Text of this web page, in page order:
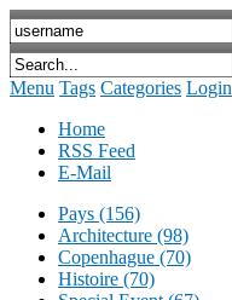
Menu Tags Categories Login
Home
RSS Feed
E-Mail
Pays (156)
Architecture (98)
Copenhague (70)
Histoire (70)